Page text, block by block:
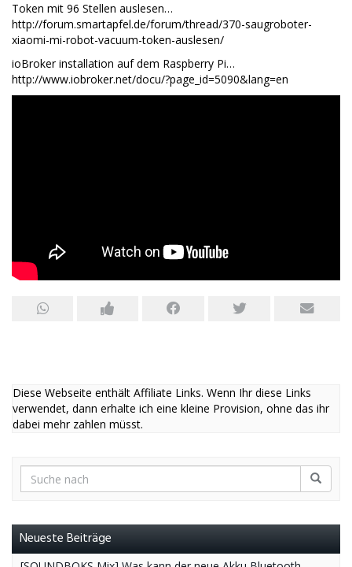
Token mit 96 Stellen auslesen…
http://forum.smartapfel.de/forum/thread/370-saugroboter-
xiaomi-mi-robot-vacuum-token-auslesen/
ioBroker installation auf dem Raspberry Pi…
http://www.iobroker.net/docu/?page_id=5090&lang=en
Diese Webseite enthält Affiliate Links. Wenn Ihr diese Links
verwendet, dann erhalte ich eine kleine Provision, ohne das ihr
dabei mehr zahlen müsst.
Neueste Beiträge